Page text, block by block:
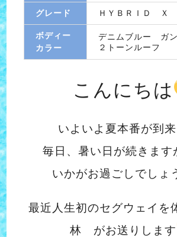
グレード ＨＹＢＲＩＤ Ｘ
ボディー
カラー
デニムブルー ガ
２トーンルーフ
こんにちは
いよいよ夏本番が到来
毎日、暑い日が続きます
いかがお過ごしでしょ
最近人生初のセグウェイを
林 がお送りします